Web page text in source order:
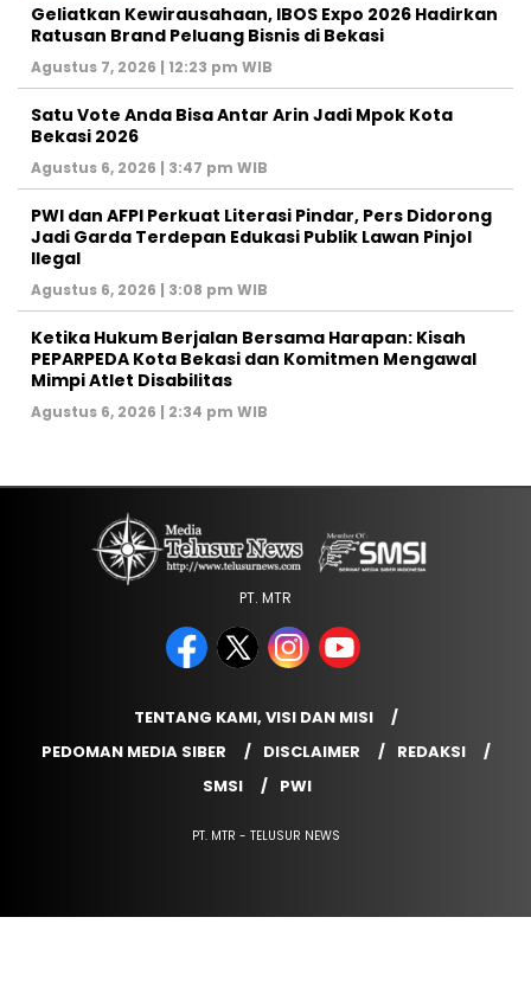
‎Geliatkan Kewirausahaan, IBOS Expo 2026 Hadirkan
Ratusan Brand Peluang Bisnis di Bekasi
Agustus 7, 2026 | 12:23 pm WIB
Satu Vote Anda Bisa Antar Arin Jadi Mpok Kota
Bekasi 2026
Agustus 6, 2026 | 3:47 pm WIB
PWI dan AFPI Perkuat Literasi Pindar, Pers Didorong
Jadi Garda Terdepan Edukasi Publik Lawan Pinjol
Ilegal
Agustus 6, 2026 | 3:08 pm WIB
Ketika Hukum Berjalan Bersama Harapan: Kisah
PEPARPEDA Kota Bekasi dan Komitmen Mengawal
Mimpi Atlet Disabilitas
Agustus 6, 2026 | 2:34 pm WIB
PT. MTR
TENTANG KAMI, VISI DAN MISI
PEDOMAN MEDIA SIBER
DISCLAIMER
REDAKSI
SMSI
PWI
PT. MTR - TELUSUR NEWS